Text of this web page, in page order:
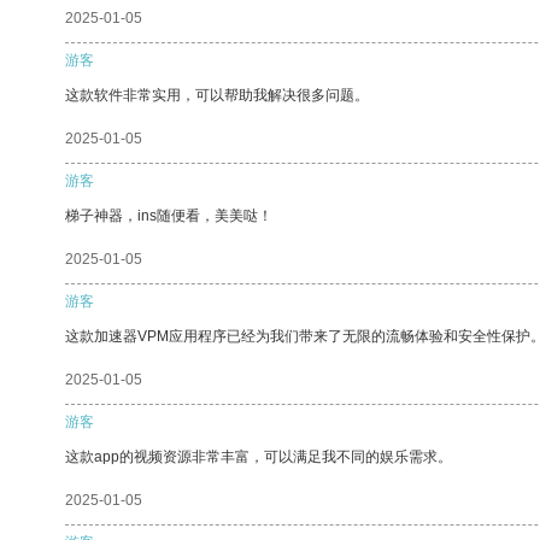
2025-01-05
游客
这款软件非常实用，可以帮助我解决很多问题。
2025-01-05
游客
梯子神器，ins随便看，美美哒！
2025-01-05
游客
这款加速器VPM应用程序已经为我们带来了无限的流畅体验和安全性保护
2025-01-05
游客
这款app的视频资源非常丰富，可以满足我不同的娱乐需求。
2025-01-05